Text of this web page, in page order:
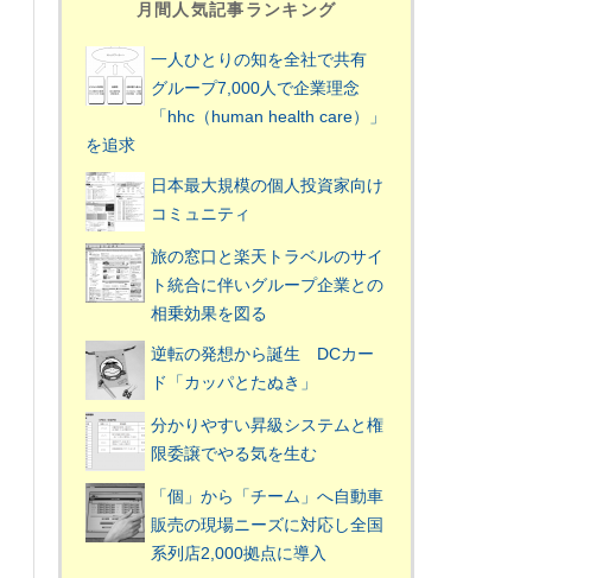
月間人気記事ランキング
一人ひとりの知を全社で共有
グループ7,000人で企業理念
「hhc（human health care）」
を追求
日本最大規模の個人投資家向け
コミュニティ
旅の窓口と楽天トラベルのサイ
ト統合に伴いグループ企業との
相乗効果を図る
逆転の発想から誕生 DCカー
ド「カッパとたぬき」
分かりやすい昇級システムと権
限委譲でやる気を生む
「個」から「チーム」へ自動車
販売の現場ニーズに対応し全国
系列店2,000拠点に導入